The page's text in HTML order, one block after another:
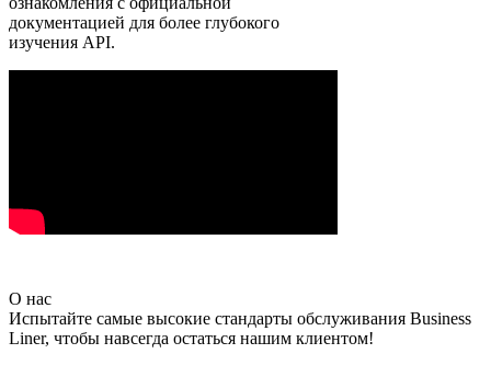
документацией для более глубокого
изучения API.
О нас
Испытайте самые высокие стандарты обслуживания Business
Liner, чтобы навсегда остаться нашим клиентом!